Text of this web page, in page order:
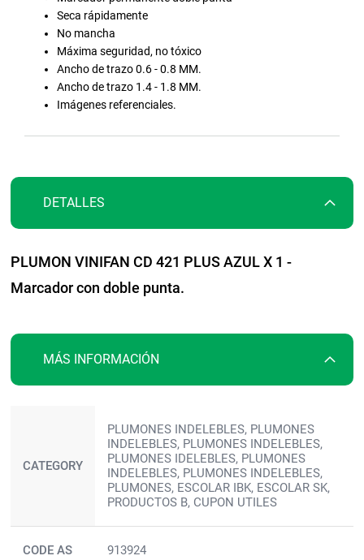
Seca rápidamente
No mancha
Máxima seguridad, no tóxico
Ancho de trazo 0.6 - 0.8 MM.
Ancho de trazo 1.4 - 1.8 MM.
Imágenes referenciales.
DETALLES
PLUMON VINIFAN CD 421 PLUS AZUL X 1 -
Marcador con doble punta.
MÁS INFORMACIÓN
CATEGORY
PLUMONES INDELEBLES, PLUMONES
INDELEBLES, PLUMONES INDELEBLES,
PLUMONES IDELEBLES, PLUMONES
INDELEBLES, PLUMONES INDELEBLES,
PLUMONES, ESCOLAR IBK, ESCOLAR SK,
PRODUCTOS B, CUPON UTILES
CODE AS 913924